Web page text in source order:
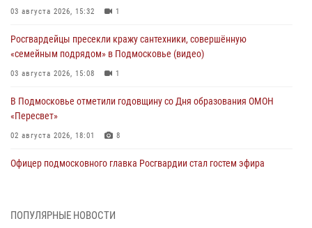
03 августа 2026, 15:32 1
Росгвардейцы пресекли кражу сантехники, совершённую
«семейным подрядом» в Подмосковье (видео)
03 августа 2026, 15:08 1
В Подмосковье отметили годовщину со Дня образования ОМОН
«Пересвет»
02 августа 2026, 18:01 8
Офицер подмосковного главка Росгвардии стал гостем эфира
ПОПУЛЯРНЫЕ НОВОСТИ